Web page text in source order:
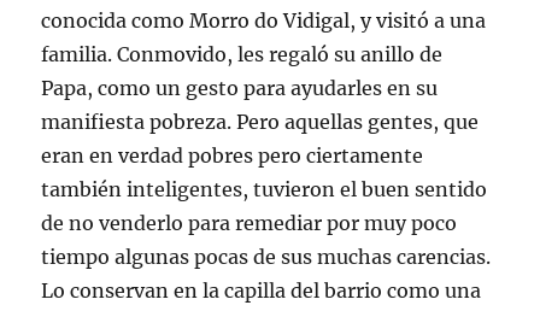
conocida como Morro do Vidigal, y visitó a una
familia. Conmovido, les regaló su anillo de
Papa, como un gesto para ayudarles en su
manifiesta pobreza. Pero aquellas gentes, que
eran en verdad pobres pero ciertamente
también inteligentes, tuvieron el buen sentido
de no venderlo para remediar por muy poco
tiempo algunas pocas de sus muchas carencias.
Lo conservan en la capilla del barrio como una